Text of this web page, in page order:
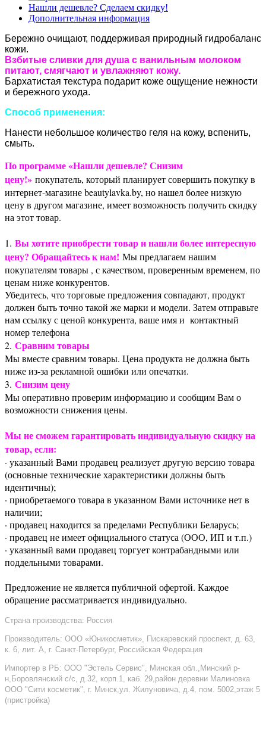
Нашли дешевле? Сделаем скидку!
Дополнительная информация
Бережно очищают, поддерживая природный гидробаланс
кожи.
Взбитые сливки для душа с ванильным молоком
питают, смягчают и увлажняют кожу.
Бархатистая текстура подарит коже ощущение нежности
и бережного ухода.
Способ применения:
Нанести небольшое количество геля на кожу, вспенить,
смыть.
По программе «Нашли дешевле? Снизим
цену!» покупатель, который планирует совершить покупку в
интернет-магазине beautylavka.by, но нашел более низкую
цену в другом магазине, имеет возможность получить скидку
на этот товар.
1. Вы хотите приобрести товар и нашли более интересную
цену? Обращайтесь к нам! Мы предлагаем нашим
покупателям товары , с качеством, проверенным временем, по
ценам ниже конкурентов.
Убедитесь, что торговые предложения совпадают, продукт
должен быть точно такой же марки и модели. Затем отправьте
нам ссылку с ценой конкурента, ваше имя и контактный
номер телефона
2. Сравним товары
Мы вместе сравним товары. Цена продукта не должна быть
ниже из-за рекламной ошибки или опечатки.
3. Снизим цену
Мы оперативно проверим информацию и сообщим Вам о
возможности снижения цены.
Мы не сможем гарантировать индивидуальную скидку на
товар, если:
· указанный Вами продавец реализует другую версию товара
(основные технические характеристики должны быть
идентичны);
· приобретаемого товара в указанном Вами источнике нет в
наличии;
· продавец находится за пределами Республики Беларусь;
· продавец не имеет официального статуса (ООО, ИП и т.п.)
· указанный вами продавец торгует контрабандными или
поддельными товарами.
Предложение не является публичной офертой. Каждое
обращение рассматривается индивидуально.
Страна производства: Россия
Производитель: ООО «Юникосметик», Пискаревский проспект, д. 63,
к. 6, лит. А, г. Санкт-Петербург, Российская Федерация
Импортер в РБ: ООО "Эстель Сервис", Минская обл.,Минский р-
н,Боровлянский с/с, д.32, корп.1, каб. 29,район деревни Малиновка
ООО "Сити косметик", г. Минск,ул. Жилуновича, д.4, пом. 5002,этаж 5
(пристройка)